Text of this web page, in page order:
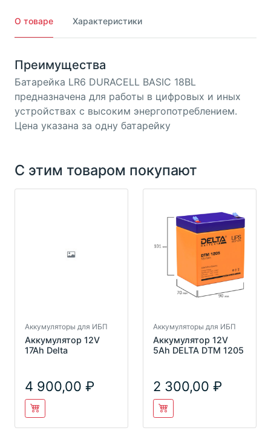
О товаре Характеристики
Преимущества
Батарейка LR6 DURACELL BASIC 18BL
предназначена для работы в цифровых и иных
устройствах с высоким энергопотреблением.
Цена указана за одну батарейку
С этим товаром покупают
Аккумуляторы для ИБП
Аккумулятор 12V
17Ah Delta
4 900,00
Аккумуляторы для ИБП
Аккумулятор 12V
5Аh DELTA DTM 1205
2 300,00